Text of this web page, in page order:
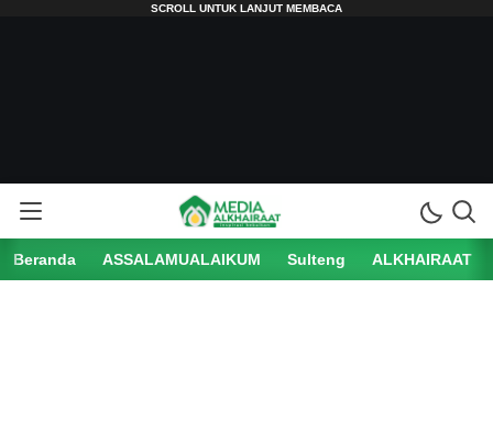
Beranda ASSALAMUALAIKUM Sulteng ALKHAIRAAT